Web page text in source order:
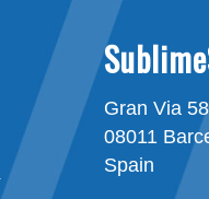
Gran Via
08011
Spain